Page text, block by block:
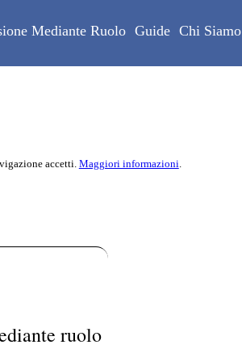
Mediante Ruolo Guide Chi Siamo
accetti. Maggiori informazioni.
ruolo